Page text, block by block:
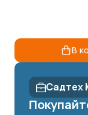
В
Садтех